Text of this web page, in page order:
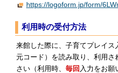
https://logoform.jp/form/
利用時の受付方法
来館した際に、子育てプレイ
元コード）を読み取り、利用
さい（利用時、 毎回 入力をお願